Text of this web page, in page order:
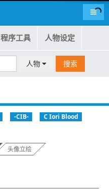
导航
程序工具 人物设定
人物 搜索
-CIB-
C Iori Blood
头像立绘